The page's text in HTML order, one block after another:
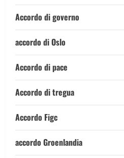
Accordo di governo
accordo di Oslo
Accordo di pace
Accordo di tregua
Accordo Figc
accordo Groenlandia